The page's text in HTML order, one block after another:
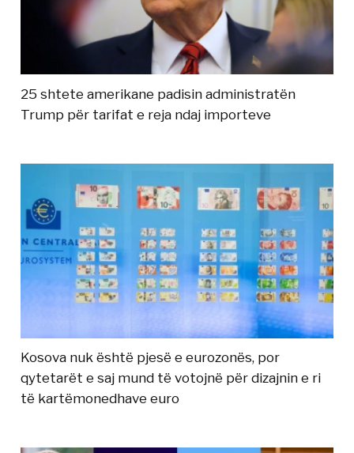
25 shtete amerikane padisin administratën
Trump për tarifat e reja ndaj importeve
Kosova nuk është pjesë e eurozonës, por
qytetarët e saj mund të votojnë për dizajnin e ri
të kartëmonedhave euro